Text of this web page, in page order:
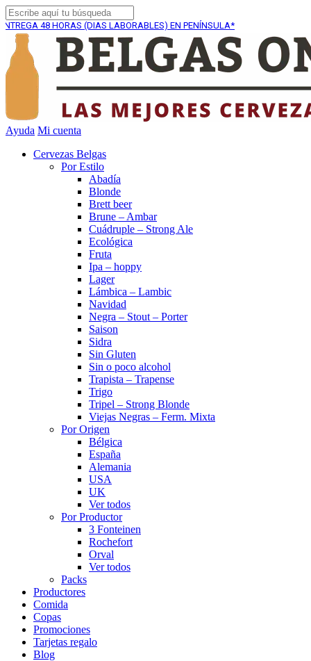
HORAS (DIAS LABORABLES) EN PENÍNSULA*
Ayuda Mi cuenta
Cervezas Belgas
Por Estilo
Abadía
Blonde
Brett beer
Brune – Ambar
Cuádruple – Strong Ale
Ecológica
Fruta
Ipa – hoppy
Lager
Lámbica – Lambic
Navidad
Negra – Stout – Porter
Saison
Sidra
Sin Gluten
Sin o poco alcohol
Trapista – Trapense
Trigo
Tripel – Strong Blonde
Viejas Negras – Ferm. Mixta
Por Origen
Bélgica
España
Alemania
USA
UK
Ver todos
Por Productor
3 Fonteinen
Rochefort
Orval
Ver todos
Packs
Productores
Comida
Copas
Promociones
Tarjetas regalo
Blog